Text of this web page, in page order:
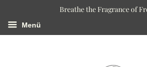
Breathe the Fragrance of
Menü